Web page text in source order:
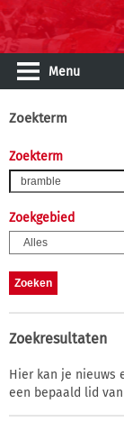
Menu
Zoekterm
Zoekterm
Zoekgebied
Zoekresultaten
Hier kan je nieuws
een bepaald lid